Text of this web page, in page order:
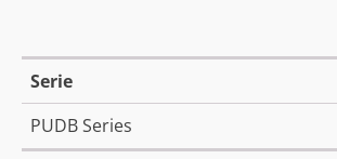
Serie
PUDB Series